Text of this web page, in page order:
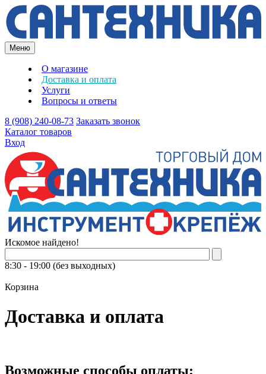
Меню
О магазине
Доставка и оплата
Услуги
Вопросы и ответы
8 (908) 240-08-73 Заказать звонок
Каталог товаров
Вход
Искомое найдено!
8:30 - 19:00 (без выходных)
Корзина
Доставка и оплата
Возможные способы оплаты: